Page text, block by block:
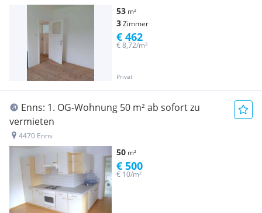
53 m²
3Zimmer
Privat
€ 8,72/m²
€ 462
Enns: 1. OG-Wohnung 50 m² ab sofort zu
vermieten
4470 Enns
50 m²
€ 10/m²
€ 500